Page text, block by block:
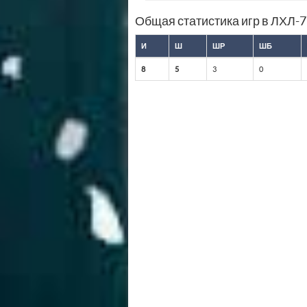
Общая статистика игр в ЛХЛ-
И Ш ШР ШБ
8 5 3 0